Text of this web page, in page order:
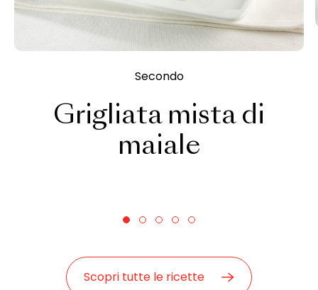
Secondo
Grigliata mista di
maiale
Scopri tutte le ricette